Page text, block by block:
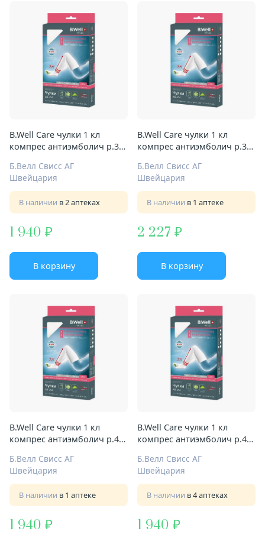
B.Well Care чулки 1 кл
компрес антиэмболич р.3
Б.Велл Свисс АГ
Швейцария
В наличии в 2 аптеках
1 940
В корзину
B.Well Care чулки 1 кл
компрес антиэмболич р.3
Б.Велл Свисс АГ
Швейцария
В наличии в 1 аптеке
2 227
В корзину
B.Well Care чулки 1 кл
компрес антиэмболич р.4
Б.Велл Свисс АГ
Швейцария
В наличии в 1 аптеке
1 940
B.Well Care чулки 1 кл
компрес антиэмболич р.4
Б.Велл Свисс АГ
Швейцария
В наличии в 4 аптеках
1 940